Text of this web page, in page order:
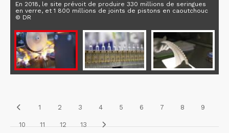
En 2018, le site prévoit de produire 330 millions de seringues
en verre, et 1 800 millions de joints de pistons en caoutchouc
© DR
1 2 3 4 5 6 7 8 9
10 11 12 13